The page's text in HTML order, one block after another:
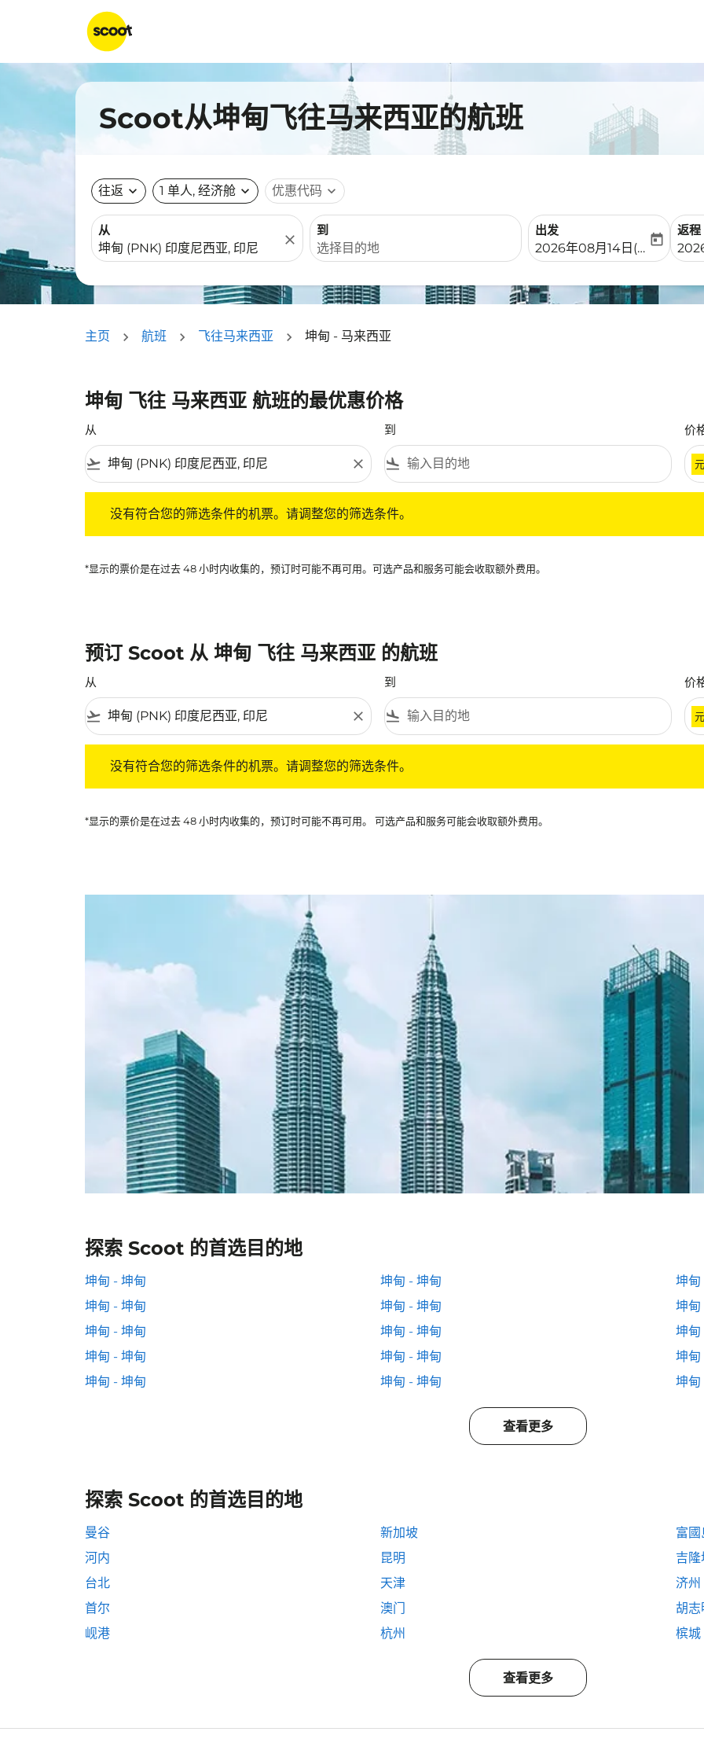
Scoot从坤甸飞往马来西亚的航班
往返 expand_more 1 单人, 经济舱 expand_more 优惠代码 expand_more
从
close
到
出发
fc-booking-departure-
2026年08月14日(周五)
today
返程
fc-
主页 航班 飞往马来西亚 坤甸 - 马来西亚
坤甸 飞往 马来西亚 航班的最优惠价格
从
flight_takeoff close
到
flight_land
价
元
没有符合您的筛选条件的机票。请调整您的筛选条件。
*显示的票价是在过去 48 小时内收集的，预订时可能不再可用。可选产品和服务可能会收取额外费用。
预订 Scoot 从 坤甸 飞往 马来西亚 的航班
从
flight_takeoff close
到
flight_land
价
元
没有符合您的筛选条件的机票。请调整您的筛选条件。
*显示的票价是在过去 48 小时内收集的，预订时可能不再可用。 可选产品和服务可能会收取额外费用。
探索 Scoot 的首选目的地
坤甸 - 坤甸 坤甸 - 坤甸
坤甸
坤甸 - 坤甸
坤甸 - 坤甸
坤甸
坤甸 - 坤甸
坤甸 - 坤甸
坤甸
坤甸 - 坤甸
坤甸 - 坤甸
坤甸
坤甸 - 坤甸
坤甸 - 坤甸 坤甸
查看更多
探索 Scoot 的首选目的地
曼谷 新加坡
富國
河内
昆明
吉隆
台北
天津
济州
首尔
澳门
胡志
岘港
杭州 槟城
查看更多